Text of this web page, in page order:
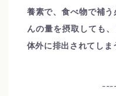
養素で、食べ物で補
んの量を摂取しても
体外に排出されてしま